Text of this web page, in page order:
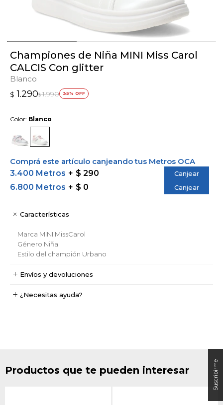
Championes de Niña MINI Miss Carol
CALCIS Con glitter
Blanco
$ 1.290$ 1.990 35
Color: Blanco
Comprá este artículo canjeando tus Metros OCA
3.400 Metros
$ 290 Canjear
6.800 Metros $ 0 Canjear
Características
Marca MINI MissCarol
Género Niña
Estilo del champión Urbano
Envíos y devoluciones
¿Necesitas ayuda?
Productos que te pueden interesar